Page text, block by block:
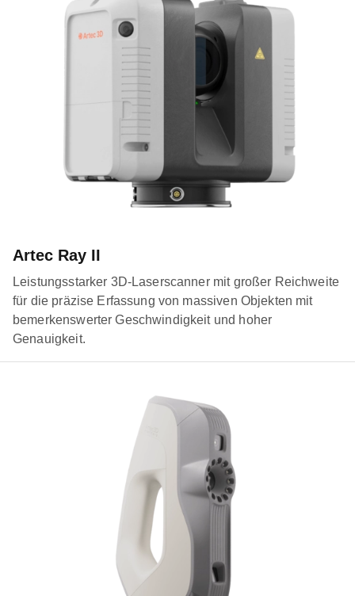
Artec Ray II
Leistungsstarker 3D-Laserscanner mit großer Reichweite
für die präzise Erfassung von massiven Objekten mit
bemerkenswerter Geschwindigkeit und hoher
Genauigkeit.